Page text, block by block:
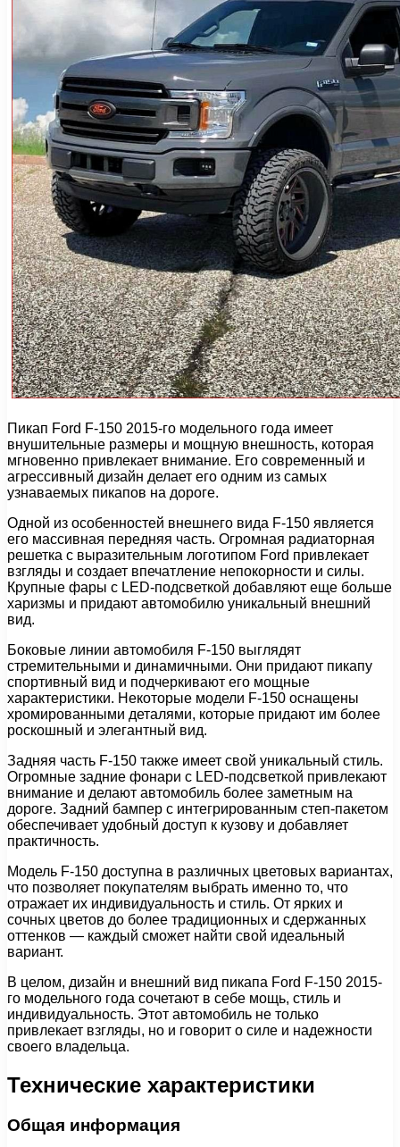
Пикап Ford F-150 2015-го модельного года имеет
внушительные размеры и мощную внешность, которая
мгновенно привлекает внимание. Его современный и
агрессивный дизайн делает его одним из самых
узнаваемых пикапов на дороге.
Одной из особенностей внешнего вида F-150 является
его массивная передняя часть. Огромная радиаторная
решетка с выразительным логотипом Ford привлекает
взгляды и создает впечатление непокорности и силы.
Крупные фары с LED-подсветкой добавляют еще больше
харизмы и придают автомобилю уникальный внешний
вид.
Боковые линии автомобиля F-150 выглядят
стремительными и динамичными. Они придают пикапу
спортивный вид и подчеркивают его мощные
характеристики. Некоторые модели F-150 оснащены
хромированными деталями, которые придают им более
роскошный и элегантный вид.
Задняя часть F-150 также имеет свой уникальный стиль.
Огромные задние фонари с LED-подсветкой привлекают
внимание и делают автомобиль более заметным на
дороге. Задний бампер с интегрированным степ-пакетом
обеспечивает удобный доступ к кузову и добавляет
практичность.
Модель F-150 доступна в различных цветовых вариантах,
что позволяет покупателям выбрать именно то, что
отражает их индивидуальность и стиль. От ярких и
сочных цветов до более традиционных и сдержанных
оттенков — каждый сможет найти свой идеальный
вариант.
В целом, дизайн и внешний вид пикапа Ford F-150 2015-
го модельного года сочетают в себе мощь, стиль и
индивидуальность. Этот автомобиль не только
привлекает взгляды, но и говорит о силе и надежности
своего владельца.
Технические характеристики
Общая информация